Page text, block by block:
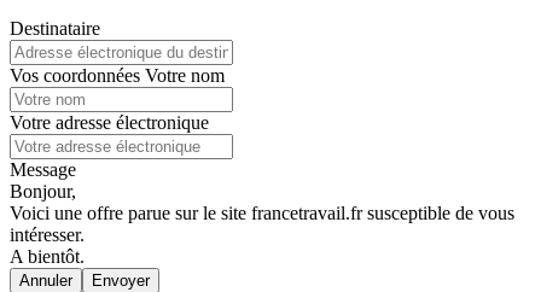
Destinataire
Vos coordonnées Votre nom
Votre adresse électronique
Message
Bonjour,
Voici une offre parue sur le site francetravail.fr susceptible de vous
intéresser.
A bientôt.
Annuler